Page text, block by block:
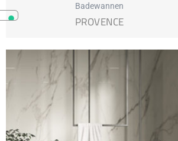
Badewannen
PROVENCE